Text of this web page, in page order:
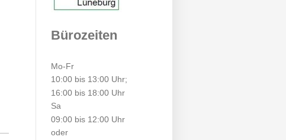
Bürozeiten
Mo-Fr
10:00 bis 13:00 Uhr;
16:00 bis 18:00 Uhr
Sa
09:00 bis 12:00 Uhr
oder